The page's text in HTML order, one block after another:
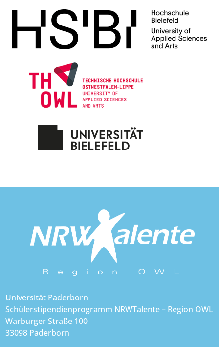
Universität Paderborn
Schülerstipendienprogramm NRWTalente – Region OWL
Warburger Straße 100
33098 Paderborn